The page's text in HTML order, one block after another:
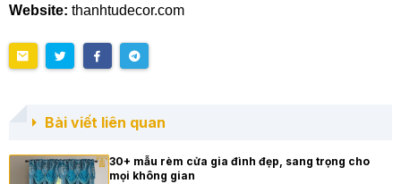
Website: thanhtudecor.com
Bài viết liên quan
30+ mẫu rèm cửa gia đình đẹp, sang trọng cho
mọi không gian